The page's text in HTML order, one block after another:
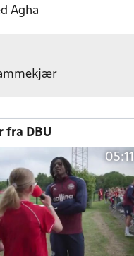
Agha
fra DBU
05:11